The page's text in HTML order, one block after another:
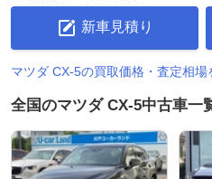
新車見積り
マツダ CX-5の買取価格・査定相場
全国のマツダ CX-5中古車一